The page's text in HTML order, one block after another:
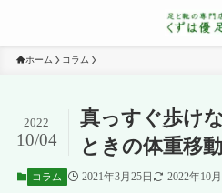
ホーム コラム
真っすぐ歩け
ときの体重移動
2022
10/04
コラム 2021年3月25日 2022年10